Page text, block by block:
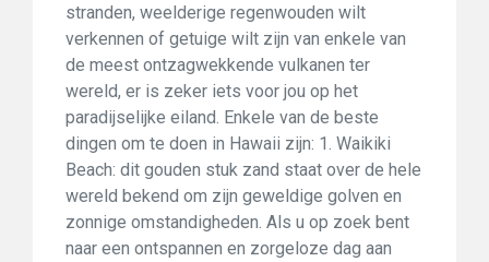
stranden, weelderige regenwouden wilt
verkennen of getuige wilt zijn van enkele van
de meest ontzagwekkende vulkanen ter
wereld, er is zeker iets voor jou op het
paradijselijke eiland. Enkele van de beste
dingen om te doen in Hawaii zijn: 1. Waikiki
Beach: dit gouden stuk zand staat over de hele
wereld bekend om zijn geweldige golven en
zonnige omstandigheden. Als u op zoek bent
naar een ontspannen en zorgeloze dag aan